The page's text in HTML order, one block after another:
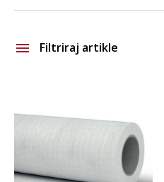
Filtriraj artikle
Brand